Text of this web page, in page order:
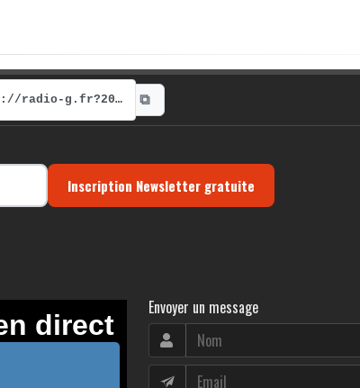
https://radio-g.fr?20036 ⧉
Inscription Newsletter gratuite
Envoyer un message